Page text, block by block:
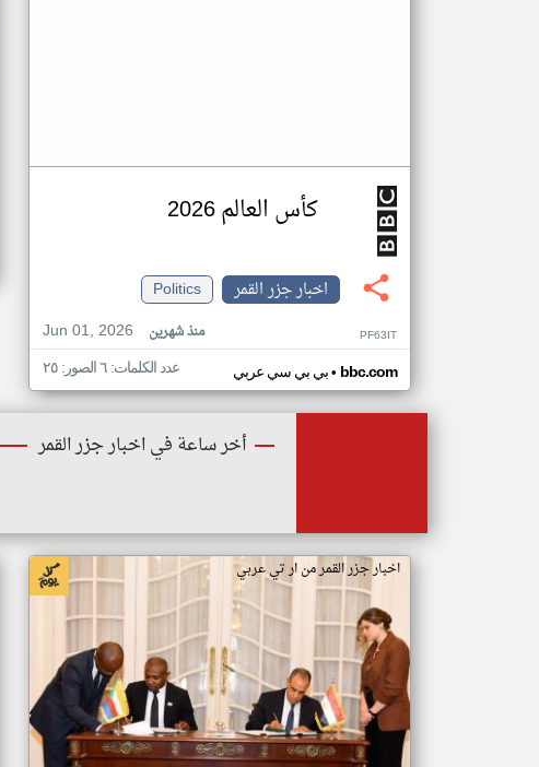
كأس العالم 2026
اخبار جزر القمر
Politics
Jun 01, 2026
منذ شهرين PF63IT
بي بي سي عربي• bbc.com عدد الكلمات: ٦ الصور: ٢٥
أخر ساعة في اخبار جزر القمر
اخبار جزر القمر من ار تي عربي